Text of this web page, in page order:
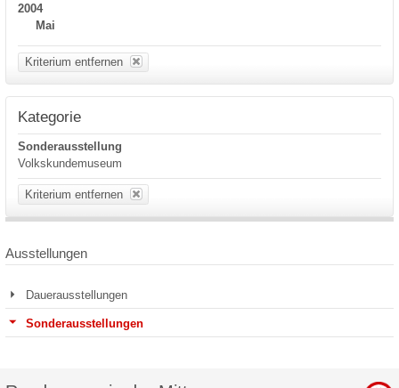
2004
Mai
Kriterium entfernen
Kategorie
Sonderausstellung
Volkskundemuseum
Kriterium entfernen
Ausstellungen
Dauerausstellungen
Sonderausstellungen